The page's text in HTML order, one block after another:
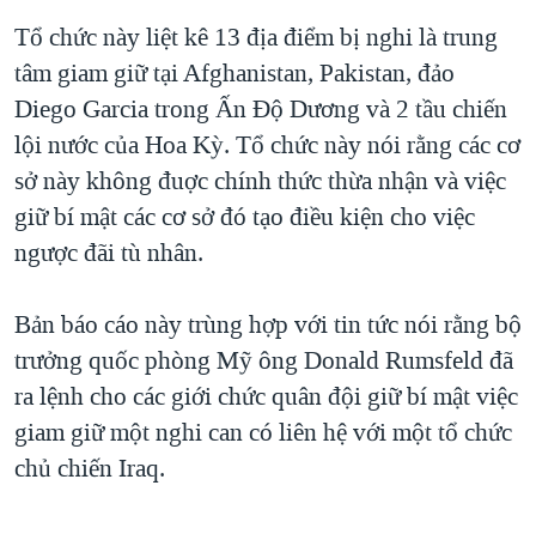
GIÁO DỤC
CHI PHÍ CHIẾN TRANH AFGHANISTAN
CÁC GIÁ TRỊ CỘNG HÒA Ở VIỆT NAM
THƯỢNG ĐỈNH TRUMP-KIM TẠI VIỆT NAM
TRỊNH VĨNH BÌNH VS. CHÍNH PHỦ VIỆT NAM
NGƯ DÂN VIỆT VÀ LÀN SÓNG TRỘM HẢI SÂM
BÊN KIA QUỐC LỘ: TIẾNG VỌNG TỪ NÔNG THÔN MỸ
Tổ chức này liệt kê 13 địa điểm bị nghi là trung
tâm giam giữ tại Afghanistan, Pakistan, đảo
Diego Garcia trong Ấn Độ Dương và 2 tầu chiến
lội nước của Hoa Kỳ. Tổ chức này nói rằng các cơ
sở này không đuợc chính thức thừa nhận và việc
giữ bí mật các cơ sở đó tạo điều kiện cho việc
ngược đãi tù nhân.
Bản báo cáo này trùng hợp với tin tức nói rằng bộ
trưởng quốc phòng Mỹ ông Donald Rumsfeld đã
ra lệnh cho các giới chức quân đội giữ bí mật việc
giam giữ một nghi can có liên hệ với một tổ chức
chủ chiến Iraq.